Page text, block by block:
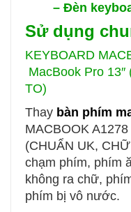
– Đèn
Sử dụng
KEYBOARD
MacBook Pro
TO)
Thay bàn phím
MACBOOK
(CHUẨN UK,
chạm phím, phím
không ra chữ,
phím bị vô nước.